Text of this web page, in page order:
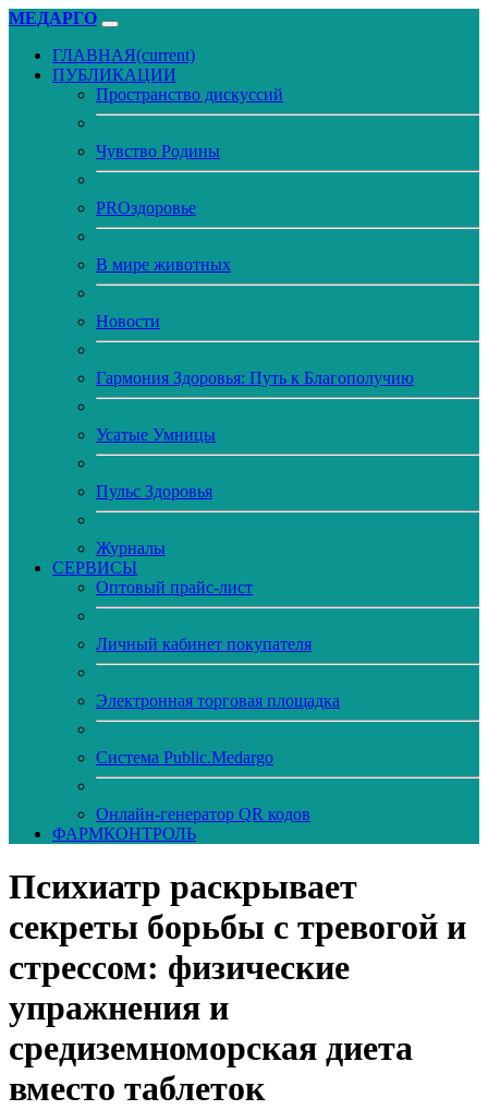
МЕДАРГО
ГЛАВНАЯ(current)
ПУБЛИКАЦИИ
Пространство дискуссий
Чувство Родины
PROздоровье
В мире животных
Новости
Гармония Здоровья: Путь к Благополучию
Усатые Умницы
Пульс Здоровья
Журналы
CЕРВИСЫ
Оптовый прайс-лист
Личный кабинет покупателя
Электронная торговая площадка
Система Public.Medargo
Онлайн-генератор QR кодов
ФАРМКОНТРОЛЬ
Психиатр раскрывает
секреты борьбы с тревогой и
стрессом: физические
упражнения и
средиземноморская диета
вместо таблеток